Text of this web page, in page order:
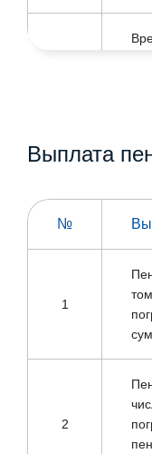
12
13
лет
14
Выплата
№
1
2